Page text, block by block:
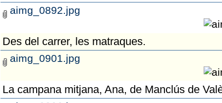
aimg_0892.jpg
Des del carrer, les matraques.
aimg_0901.jpg
La campana mitjana, Ana, de Manclús de